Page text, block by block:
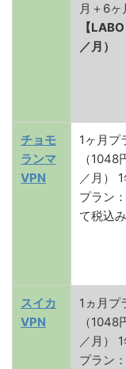
月＋6ヶ
【
／月）
チョモ
ランマ
VPN
1ヶ月プ
（
／月）
プラン
て税込み
スイカ
VPN
1ヵ月プ
（
／月）
プラン